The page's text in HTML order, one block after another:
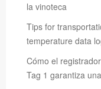
la vinoteca
Tips for
temperature data
Cómo el
Tag 1 garantiza